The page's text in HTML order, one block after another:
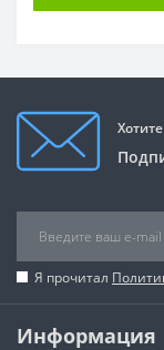
Я прочитал
Информация